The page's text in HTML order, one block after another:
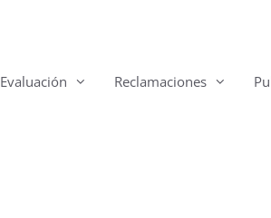
Evaluación Reclamaciones